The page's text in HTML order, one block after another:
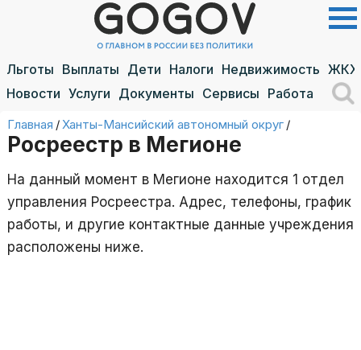
Льготы Выплаты Дети Налоги Недвижимость ЖКХ
Новости Услуги Документы Сервисы Работа
Главная / Ханты-Мансийский автономный округ /
Росреестр в Мегионе
На данный момент в Мегионе находится 1 отдел
управления Росреестра. Адрес, телефоны, график
работы, и другие контактные данные учреждения
расположены ниже.